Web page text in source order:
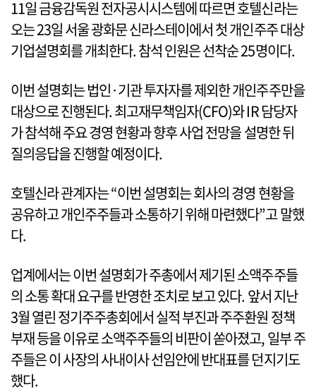
11일 금융감독원 전자공시시스템에 따르면 호텔신라는
오는 23일 서울 광화문 신라스테이에서 첫 개인주주 대상
기업설명회를 개최한다. 참석 인원은 선착순 25명이다.
이번 설명회는 법인·기관 투자자를 제외한 개인주주만을
대상으로 진행된다. 최고재무책임자(CFO)와 IR 담당자
가 참석해 주요 경영 현황과 향후 사업 전망을 설명한 뒤
질의응답을 진행할 예정이다.
호텔신라 관계자는 “이번 설명회는 회사의 경영 현황을
공유하고 개인주주들과 소통하기 위해 마련했다”고 말했
다.
업계에서는 이번 설명회가 주총에서 제기된 소액주주들
의 소통 확대 요구를 반영한 조치로 보고 있다. 앞서 지난
3월 열린 정기주주총회에서 실적 부진과 주주환원 정책
부재 등을 이유로 소액주주들의 비판이 쏟아졌고, 일부 주
주들은 이 사장의 사내이사 선임안에 반대표를 던지기도
했다.